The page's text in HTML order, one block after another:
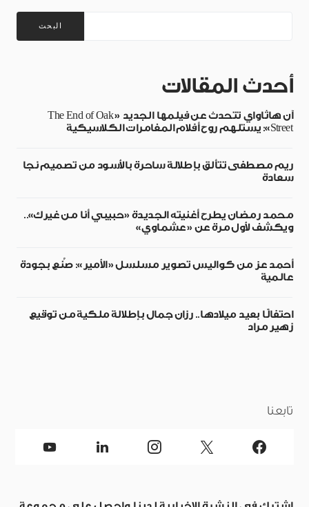
البحث
أحدث المقالات
آن هاثاواي تتحدث عن فيلمها الجديد «The End of Oak
Street»: يستلهم روح أفلام المغامرات الكلاسيكية
ريم مصطفى تتألق بإطلالة ساحرة بالأسود من تصميم نجا
سعادة
محمد رمضان يطرح أغنيته الجديدة «حبيبي أنا من غيرك»..
ويكشف لأول مرة عن «عشماوي»
أحمد عز من كواليس تصوير مسلسل «الأمير»: صُنع بجودة
عالمية
احتفالًا بعيد ميلادها.. رزان جمال بإطلالة ملكية من توقيع
زهير مراد
تابعنا